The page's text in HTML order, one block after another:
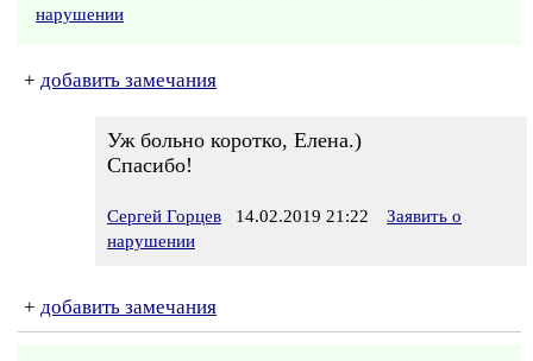
нарушении
+ добавить замечания
Уж больно коротко, Елена.)
Спасибо!
Сергей Горцев 14.02.2019 21:22
Заявить о
нарушении
+ добавить замечания